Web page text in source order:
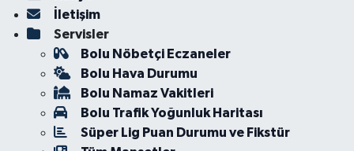
İletişim
Servisler
Bolu Nöbetçi Eczaneler
Bolu Hava Durumu
Bolu Namaz Vakitleri
Bolu Trafik Yoğunluk Haritası
Süper Lig Puan Durumu ve Fikstür